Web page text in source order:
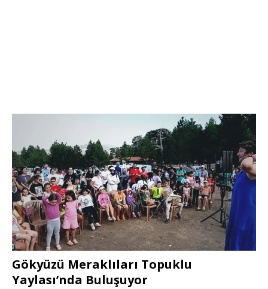
Gökyüzü Meraklıları Topuklu
Yaylası’nda Buluşuyor